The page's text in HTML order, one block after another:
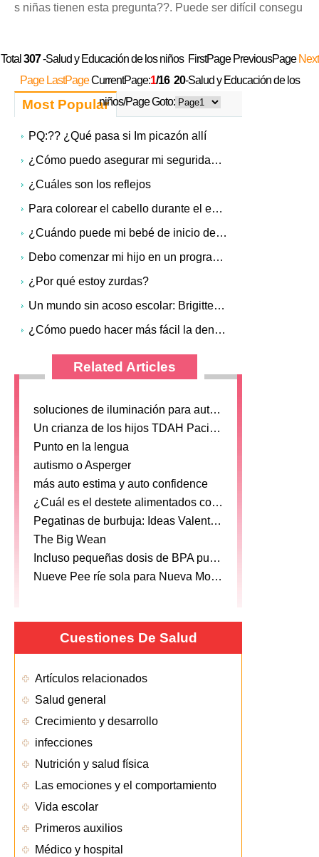
s niñas tienen esta pregunta??. Puede ser difícil consegu
Total 307-Salud y Educación de los niños FirstPage PreviousPage Next
Page LastPageCurrentPage:1/16 20-Salud y Educación de los
niños/Page Goto:
Most Popular
PQ:?? ¿Qué pasa si Im picazón allí
¿Cómo puedo asegurar mi seguridad adolescentes en Internet?
¿Cuáles son los reflejos
Para colorear el cabello durante el embarazo: No-No o No apenas
¿Cuándo puede mi bebé de inicio de consumición del zumo?
Debo comenzar mi hijo en un programa de ejercicio?
¿Por qué estoy zurdas?
Un mundo sin acoso escolar: Brigittes Story
¿Cómo puedo hacer más fácil la dentición?
Related Articles
soluciones de iluminación para autista Children
Un crianza de los hijos TDAH Paciente
Punto en la lengua
autismo o Asperger
más auto estima y auto confidence
¿Cuál es el destete alimentados con cuchara
Pegatinas de burbuja: Ideas Valentine Craft
The Big Wean
Incluso pequeñas dosis de BPA puede dañar Ovaries
Nueve Pee ríe sola para Nueva Moms
Cuestiones De Salud
Artículos relacionados
Salud general
Crecimiento y desarrollo
infecciones
Nutrición y salud física
Las emociones y el comportamiento
Vida escolar
Primeros auxilios
Médico y hospital